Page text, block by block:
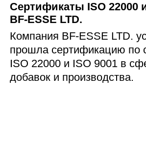
Сертификаты ISO 22000
BF-ESSE LTD.
Компания BF-ESSE LTD.
прошла сертификацию по
ISO 22000 и ISO 9001 в
добавок и производства.